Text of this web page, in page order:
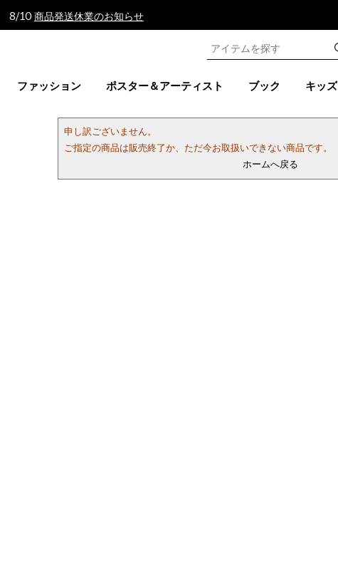
8/10 商品発送休業のお知らせ
ファッション ポスター＆アーティスト ブック キッズ
申し訳ございません。
ご指定の商品は販売終了か、ただ今お取扱いできない商品です。
ホームへ戻る